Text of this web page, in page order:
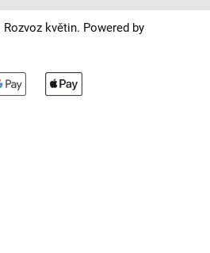
možností
květin. Powered by